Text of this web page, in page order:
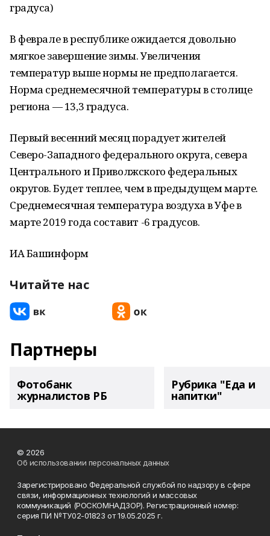
градуса)
В феврале в республике ожидается довольно
мягкое завершение зимы. Увеличения
температур выше нормы не предполагается.
Норма среднемесячной температуры в столице
региона — 13,3 градуса.
Первый весенний месяц порадует жителей
Северо-Западного федерального округа, севера
Центрального и Приволжского федеральных
округов. Будет теплее, чем в предыдущем марте.
Среднемесячная температура воздуха в Уфе в
марте 2019 года составит -6 градусов.
ИА Башинформ
Читайте нас
Партнеры
Фотобанк
журналистов РБ
Рубрика "Еда и
напитки"
© 2026
Об использовании персональных данных
Зарегистрировано Федеральной службой по надзору в сфере
связи, информационных технологий и массовых
коммуникаций (РОСКОМНАДЗОР). Регистрационный номер:
серия ПИ №ТУ02-01823 от 19.05.2025 г.